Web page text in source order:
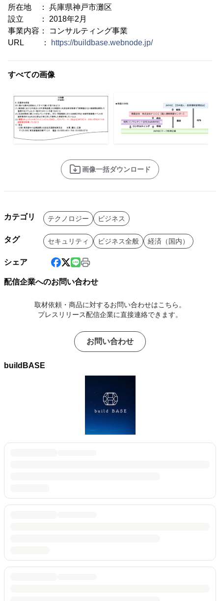
所在地 ： 兵庫県神戸市灘区
設立 ： 2018年2月
事業内容： コンサルティング事業
URL ：
https://buildbase.webnode.jp/
すべての画像
画像一括ダウンロード
カテゴリ テクノロジー ビジネス
タグ セキュリティ ビジネス全般 経済（国内）
シェア
配信企業へのお問い合わせ
取材依頼・商品に対するお問い合わせはこちら。
プレスリリース配信企業に直接連絡できます。
お問い合わせ
buildBASE